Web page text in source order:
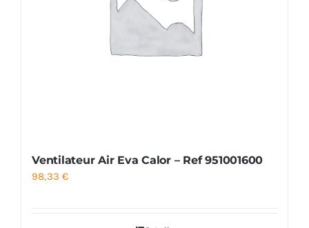
Ventilateur Air Eva Calor – Ref 951001600
98,33€